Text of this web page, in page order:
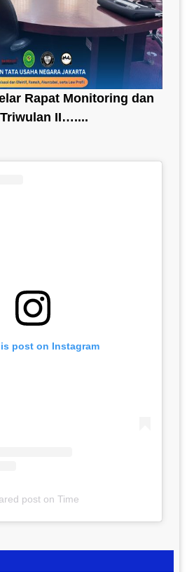
Rapat Monitoring dan
II…....
post on Instagram
poston Time